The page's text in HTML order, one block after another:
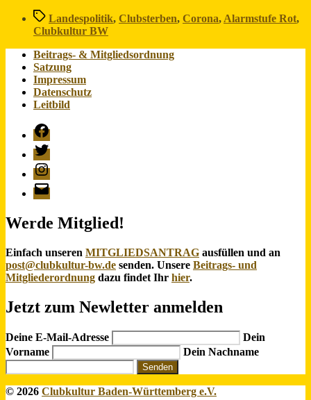
Schlagwörter
Landespolitik, Clubsterben, Corona,Alarmstufe Rot,
Clubkultur BW
Beitrags- & Mitgliedsordnung
Satzung
Impressum
Datenschutz
Leitbild
Facebook
Twitter
Instagram
E-
Mail
Werde Mitglied!
Einfach unseren MITGLIEDSANTRAG ausfüllen und an
post@clubkultur-bw.de senden. Unsere Beitrags- und
Mitgliederordnung dazu findet Ihr hier.
Jetzt zum Newletter anmelden
Deine E-Mail-Adresse
Dein
Vorname
Dein Nachname
Senden
© 2026 Clubkultur Baden-Württemberg e.V.